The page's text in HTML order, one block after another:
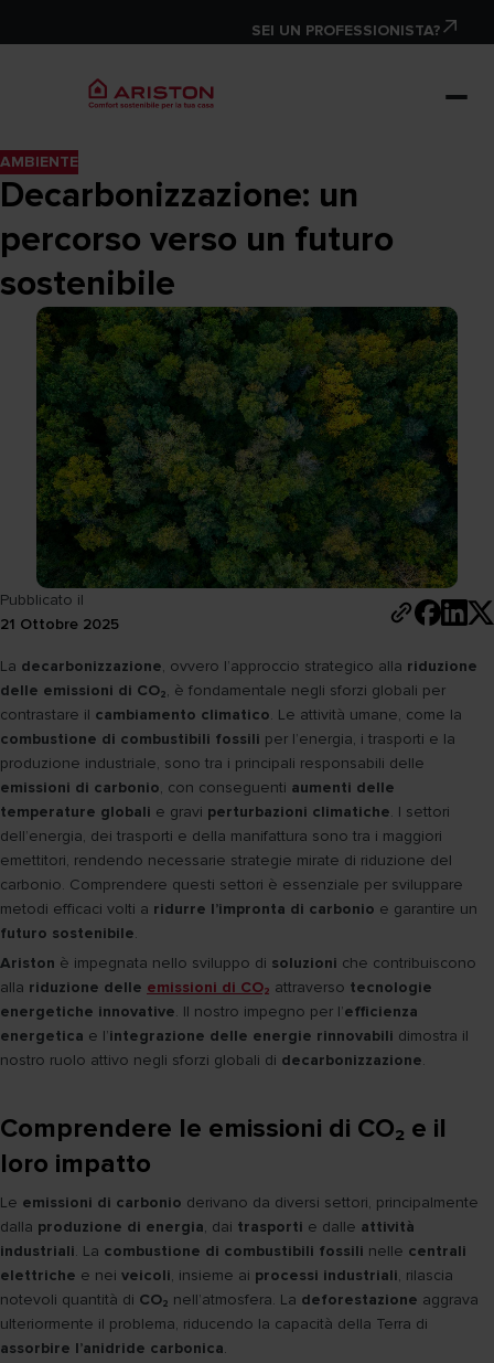
SEI UN PROFESSIONISTA?
AMBIENTE
Decarbonizzazione: un
percorso verso un futuro
sostenibile
Pubblicato il
21 Ottobre 2025
La decarbonizzazione, ovvero l’approccio strategico alla riduzione
delle emissioni di CO₂, è fondamentale negli sforzi globali per
contrastare il cambiamento climatico. Le attività umane, come la
combustione di combustibili fossili per l’energia, i trasporti e la
produzione industriale, sono tra i principali responsabili delle
emissioni di carbonio, con conseguenti aumenti delle
temperature globali e gravi perturbazioni climatiche. I settori
dell’energia, dei trasporti e della manifattura sono tra i maggiori
emettitori, rendendo necessarie strategie mirate di riduzione del
carbonio. Comprendere questi settori è essenziale per sviluppare
metodi efficaci volti a ridurre l’impronta di carbonio e garantire un
futuro sostenibile.
Ariston è impegnata nello sviluppo di soluzioni che contribuiscono
alla riduzione delle emissioni di CO₂ attraverso tecnologie
energetiche innovative. Il nostro impegno per l’efficienza
energetica e l’integrazione delle energie rinnovabili dimostra il
nostro ruolo attivo negli sforzi globali di decarbonizzazione.
Comprendere le emissioni di CO₂ e il
loro impatto
Le emissioni di carbonio derivano da diversi settori, principalmente
dalla produzione di energia, dai trasporti e dalle attività
industriali. La combustione di combustibili fossili nelle centrali
elettriche e nei veicoli, insieme ai processi industriali, rilascia
notevoli quantità di CO₂ nell’atmosfera. La deforestazione aggrava
ulteriormente il problema, riducendo la capacità della Terra di
assorbire l’anidride carbonica.